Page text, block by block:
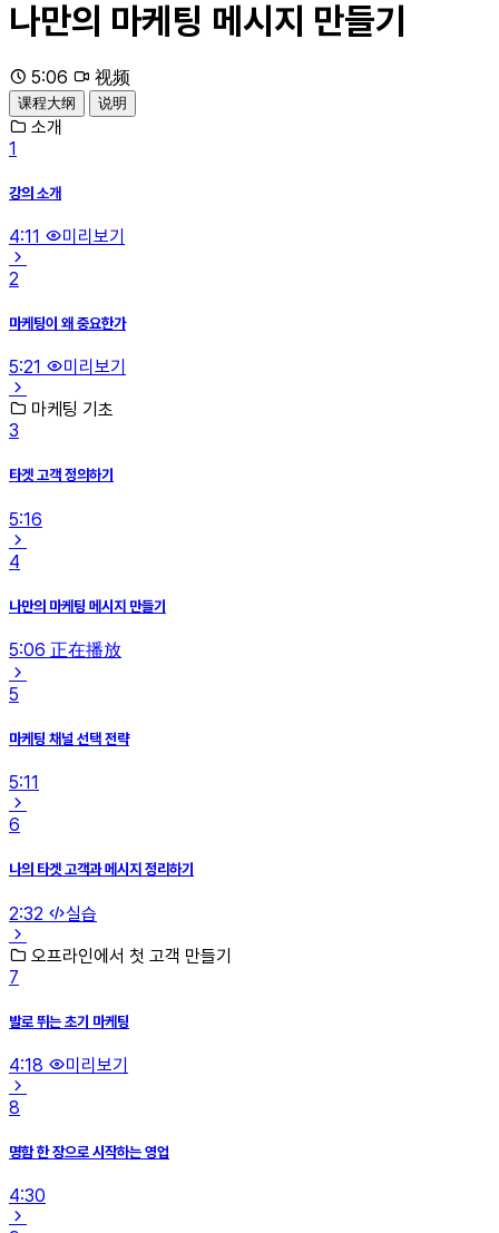
나만의 마케팅 메시지 만들기
5:06 视频
课程大纲 说明
소개
1
강의 소개
4:11
미리보기
2
마케팅이 왜 중요한가
5:21
미리보기
마케팅 기초
3
타겟 고객 정의하기
5:16
4
나만의 마케팅 메시지 만들기
5:06 正在播放
5
마케팅 채널 선택 전략
5:11
6
나의 타겟 고객과 메시지 정리하기
2:32
실습
오프라인에서 첫 고객 만들기
7
발로 뛰는 초기 마케팅
4:18
미리보기
8
명함 한 장으로 시작하는 영업
4:30